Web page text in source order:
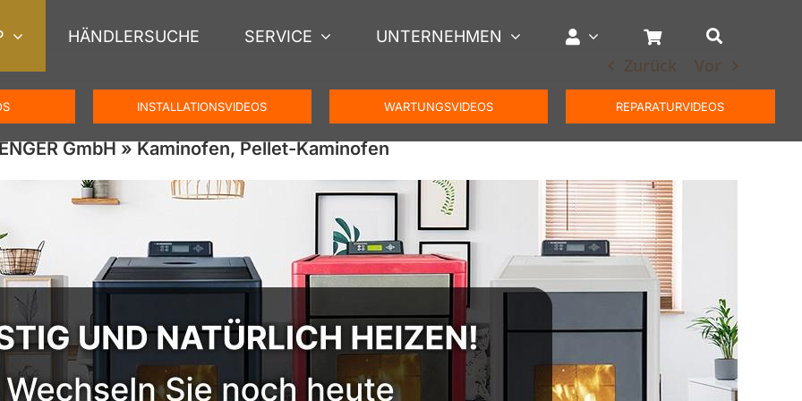
HÄNDLERSUCHE SERVICE UNTERNEHMEN
INSTALLATIONSVIDEOS WARTUNGSVIDEOS REPARATURVIDEOS
Zurück Vor
GmbH » Kaminofen, Pellet-Kaminofen